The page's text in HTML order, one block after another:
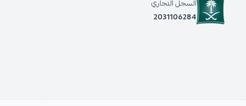
السجل التجاري
2031106284